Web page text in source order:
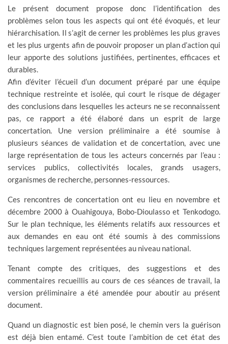
Le présent document propose donc l’identification des
problèmes selon tous les aspects qui ont été évoqués, et leur
hiérarchisation. Il s’agit de cerner les problèmes les plus graves
et les plus urgents afin de pouvoir proposer un plan d’action qui
leur apporte des solutions justifiées, pertinentes, efficaces et
durables.
Afin d’éviter l’écueil d’un document préparé par une équipe
technique restreinte et isolée, qui court le risque de dégager
des conclusions dans lesquelles les acteurs ne se reconnaissent
pas, ce rapport a été élaboré dans un esprit de large
concertation. Une version préliminaire a été soumise à
plusieurs séances de validation et de concertation, avec une
large représentation de tous les acteurs concernés par l’eau :
services publics, collectivités locales, grands usagers,
organismes de recherche, personnes-ressources.
Ces rencontres de concertation ont eu lieu en novembre et
décembre 2000 à Ouahigouya, Bobo-Dioulasso et Tenkodogo.
Sur le plan technique, les éléments relatifs aux ressources et
aux demandes en eau ont été soumis à des commissions
techniques largement représentées au niveau national.
Tenant compte des critiques, des suggestions et des
commentaires recueillis au cours de ces séances de travail, la
version préliminaire a été amendée pour aboutir au présent
document.
Quand un diagnostic est bien posé, le chemin vers la guérison
est déjà bien entamé. C’est toute l’ambition de cet état des